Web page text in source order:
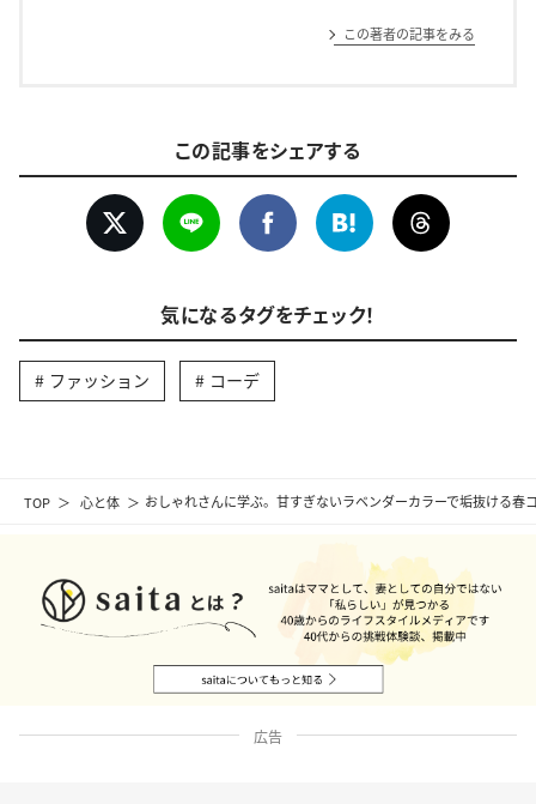
TOP 心と体 おしゃれさんに学ぶ。甘すぎないラベンダーカラーで垢抜ける春
この著者の記事をみる
この記事をシェアする
気になるタグをチェック！
ファッション コーデ
広告